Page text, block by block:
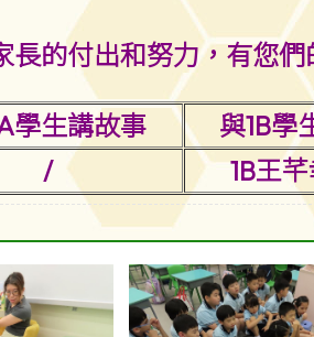
長的付出和努力，有您
學生講故事 與1B學
/ 1B王